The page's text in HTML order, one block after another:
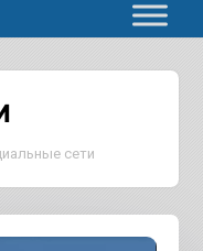
сети